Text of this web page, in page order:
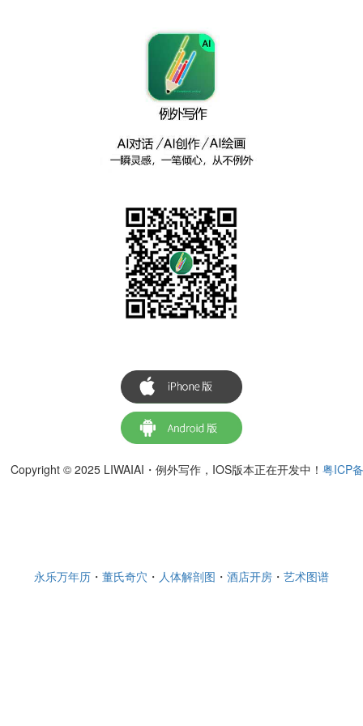
Copyright © 2025 LIWAIAI・例外写作，IOS版本正在开发中！ 粤ICP
永乐万年历 ・ 董氏奇穴 ・ 人体解剖图 ・ 酒店开房 ・ 艺术图谱